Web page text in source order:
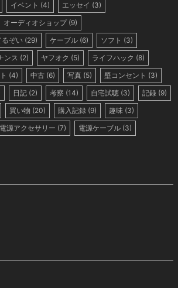
イベント (4) エッセイ (3)
オーディオショップ(9)
るぞい (29) ケーブル (6) ソフト (3)
ンス (2) ヤフオク (5) ライフハック (8)
(4) 中古 (6) 写真 (5) 壁コンセント (3)
日記 (2) 考察 (14) 自宅試聴 (3) 記録 (9)
買い物 (20) 購入記録 (9) 趣味 (3)
電源アクセサリー (7) 電源ケーブル (3)